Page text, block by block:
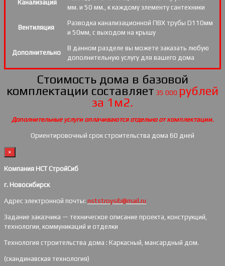
Канализация
мм. и 50 мм., к каждому элементу сантехники
Вентиляция
Разводка канализационной ПВХ трубы D110мм
и 50мм, с выходом на крышу
Дополнительно
В данном разделе вы можете заказать любую
дополнительную услугу для вашего дома
Стоимость дома в базовой
комплектации составляет 35 000 рублей
за 1м2.
Дополнительные услуги оплачиваются отдельно от комплектации.
Ориентировочный срок строительства дома 60 дней
×
Компания НСТ СтройСиб
г. Новосибирск
Адрес электронной почты: nststroysib@mail.ru
Задание заказчика — техническое описание проекта, конструкций,
технологии, коммуникаций и отделки
Технология строительства дома : Каркасный, мансардный дом.
(скандинавская технология)